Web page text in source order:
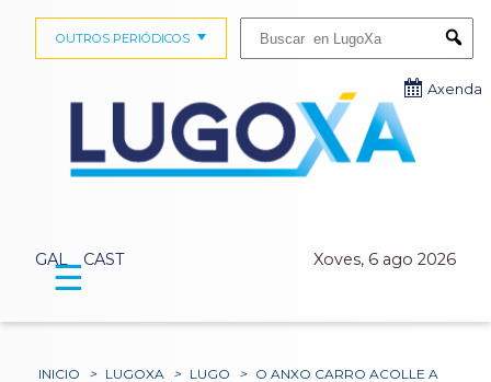
GAL CAST Xoves, 6 ago 2026
OUTROS PERIÓDICOS
Axenda
☰
INICIO > LUGOXA > LUGO > O ANXO CARRO ACOLLE A